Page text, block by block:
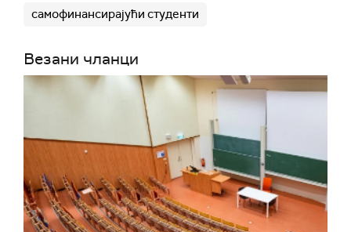
самофинансирајући студенти
Везани чланци